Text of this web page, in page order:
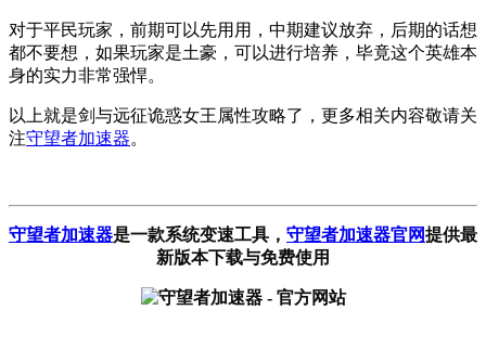
对于平民玩家，前期可以先用用，中期建议放弃，后期的话想
都不要想，如果玩家是土豪，可以进行培养，毕竟这个英雄本
身的实力非常强悍。
以上就是剑与远征诡惑女王属性攻略了，更多相关内容敬请关
注守望者加速器。
守望者加速器是一款系统变速工具 ， 守望者加速器官网提供最
新版本下载与免费使用